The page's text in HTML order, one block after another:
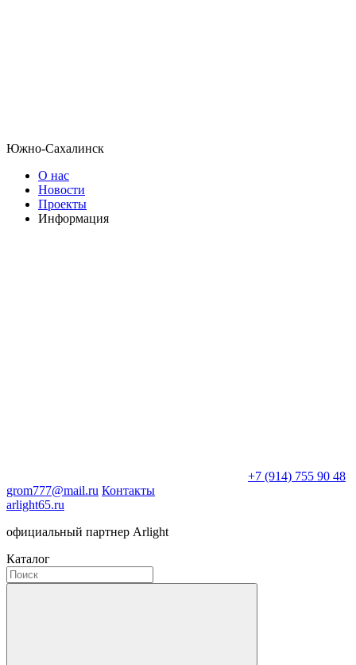
Южно-Сахалинск
О нас
Новости
Проекты
Информация
+7 (914) 755 90 48
grom777@mail.ru Контакты
arlight65.ru
официальный партнер Arlight
Каталог